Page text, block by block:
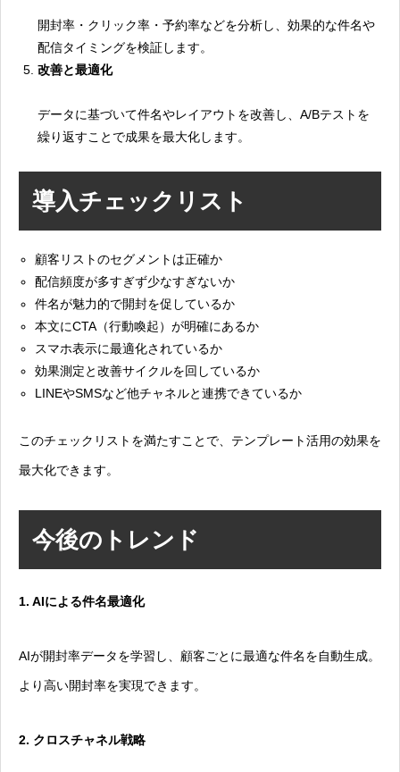
開封率・クリック率・予約率などを分析し、効果的な件名や
配信タイミングを検証します。
改善と最適化
データに基づいて件名やレイアウトを改善し、A/Bテストを
繰り返すことで成果を最大化します。
導入チェックリスト
顧客リストのセグメントは正確か
配信頻度が多すぎず少なすぎないか
件名が魅力的で開封を促しているか
本文にCTA（行動喚起）が明確にあるか
スマホ表示に最適化されているか
効果測定と改善サイクルを回しているか
LINEやSMSなど他チャネルと連携できているか
このチェックリストを満たすことで、テンプレート活用の効果を
最大化できます。
今後のトレンド
1. AIによる件名最適化
AIが開封率データを学習し、顧客ごとに最適な件名を自動生成。
より高い開封率を実現できます。
2. クロスチャネル戦略